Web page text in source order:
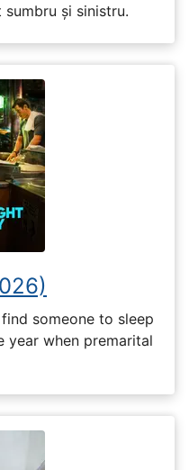
și sinistru.
someone to sleep
year when premarital